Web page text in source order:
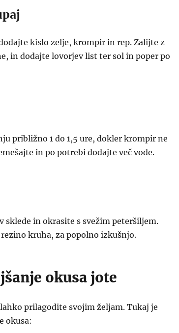
kislo zelje, krompir in rep. Zalijte z
in dodajte lovorjev list ter sol in poper po
približno 1 do 1,5 ure, dokler krompir ne
in po potrebi dodajte več vode.
sklede in okrasite s svežim peteršiljem.
kruha, za popolno izkušnjo.
okusa jote
prilagodite svojim željam. Tukaj je
okusa: